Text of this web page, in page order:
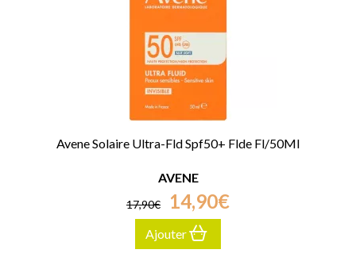
Avene Solaire Ultra-Fld Spf50+ Flde Fl/50Ml
AVENE
17,90€ 14,90€
Ajouter